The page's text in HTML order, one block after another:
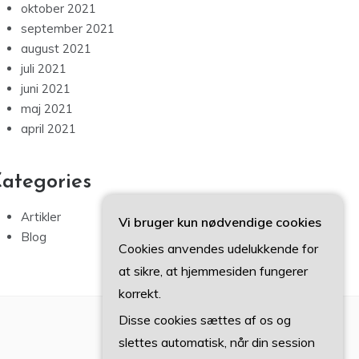
oktober 2021
september 2021
august 2021
juli 2021
juni 2021
maj 2021
april 2021
Artikler
Blog
Vi bruger kun nødvendige cookies
Cookies anvendes udelukkende for
at sikre, at hjemmesiden fungerer
korrekt.
Disse cookies sættes af os og
slettes automatisk, når din session